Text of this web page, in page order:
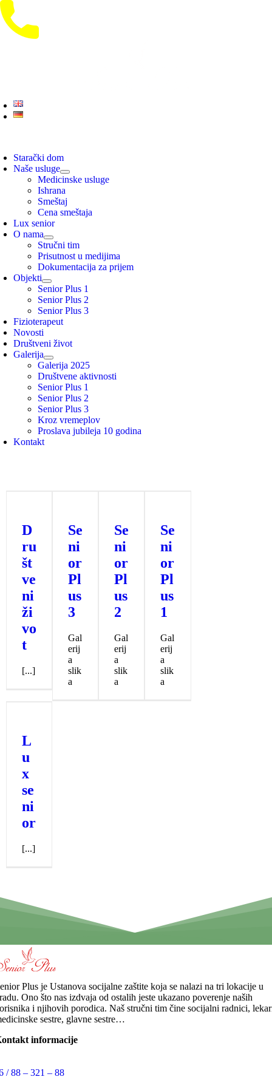
Starački dom
Naše usluge
Medicinske usluge
Ishrana
Smeštaj
Cena smeštaja
Lux senior
O nama
Stručni tim
Prisutnost u medijima
Dokumentacija za prijem
Objekti
Senior Plus 1
Senior Plus 2
Senior Plus 3
Fizioterapeut
Novosti
Društveni život
Galerija
Galerija 2025
Društvene aktivnosti
Senior Plus 1
Senior Plus 2
Senior Plus 3
Kroz vremeplov
Proslava jubileja 10 godina
Kontakt
D
ru
št
ve
ni
ži
vo
t
[...]
Se
ni
or
Pl
us
3
Gal
erij
a
slik
a
Se
ni
or
Pl
us
2
Gal
erij
a
slik
a
Se
ni
or
Pl
us
1
Gal
erij
a
slik
a
L
u
x
se
ni
or
[...]
Plus je Ustanova socijalne zaštite koja se nalazi na tri lokacije u
Ono što nas izdvaja od ostalih jeste ukazano poverenje naših
i njihovih porodica. Naš stručni tim čine socijalni radnici,
sestre, glavne sestre…
informacije
/ 88 – 321 – 88